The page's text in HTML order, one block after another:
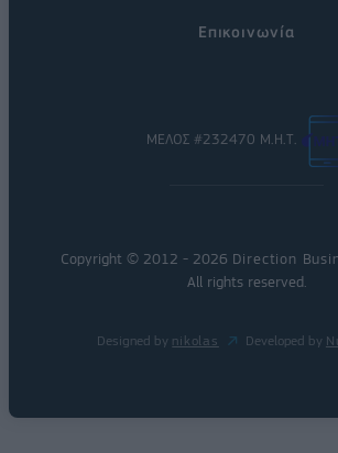
Επικοινωνία
ΜΕΛΟΣ #232470 Μ.Η.Τ.
Copyright © 2012 - 2026 Direction
All rights reserved.
Designed by nikolas Developed by